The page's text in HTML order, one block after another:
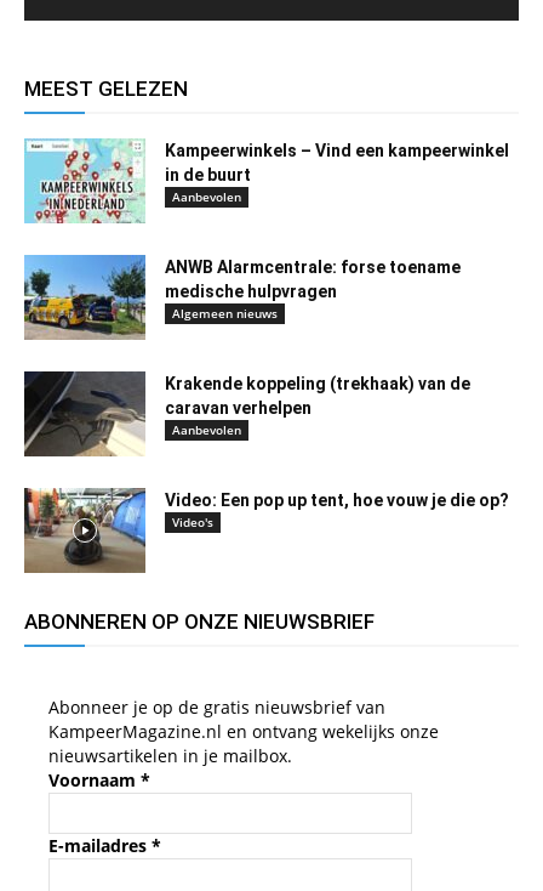
MEEST GELEZEN
Kampeerwinkels – Vind een kampeerwinkel
in de buurt
Aanbevolen
ANWB Alarmcentrale: forse toename
medische hulpvragen
Algemeen nieuws
Krakende koppeling (trekhaak) van de
caravan verhelpen
Aanbevolen
Video: Een pop up tent, hoe vouw je die op?
Video's
ABONNEREN OP ONZE NIEUWSBRIEF
Abonneer je op de gratis nieuwsbrief van
KampeerMagazine.nl en ontvang wekelijks onze
nieuwsartikelen in je mailbox.
Voornaam *
E-mailadres *